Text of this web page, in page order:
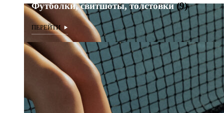
Футболки, свитшоты, толстовки(9)